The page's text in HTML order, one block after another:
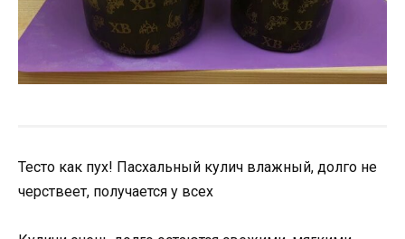
Тесто как пух! Пасхальный кулич влажный, долго не
черствеет, получается у всех